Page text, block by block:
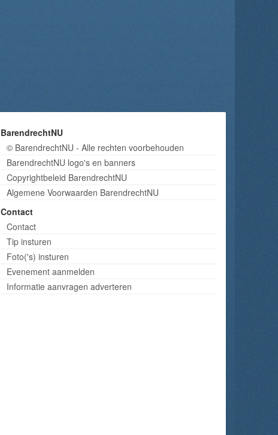
BarendrechtNU
© BarendrechtNU - Alle rechten voorbehouden
BarendrechtNU logo's en banners
Copyrightbeleid BarendrechtNU
Algemene Voorwaarden BarendrechtNU
Contact
Contact
Tip insturen
Foto('s) insturen
Evenement aanmelden
Informatie aanvragen adverteren